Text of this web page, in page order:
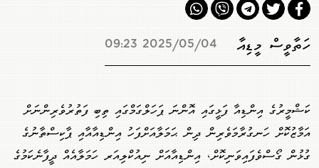
ހަތާވީސް މީޑިއާ 2025/05/04 09:23
ކަޝްމީރުގެ އިންޑިއާ ފަޅީގައި އޮންނަ ޕަހަލްގަމްގައި ތިބި ފަތުރުވެރިންނަށް
އަމާޒުކޮށް ހަނގުރާމަވެރިން ދިން ޙަމަލާއަށްފަހު އިންޑިއާއާއި ޕާކިސްތާނުގެ
ގުޅުން ގޯސްވެފައިވަނިކޮށް، އިންޑިއާއަށް ނިއުކްލިއަރ ހަމަލާއެއް ދީފާނެކަމުގެ